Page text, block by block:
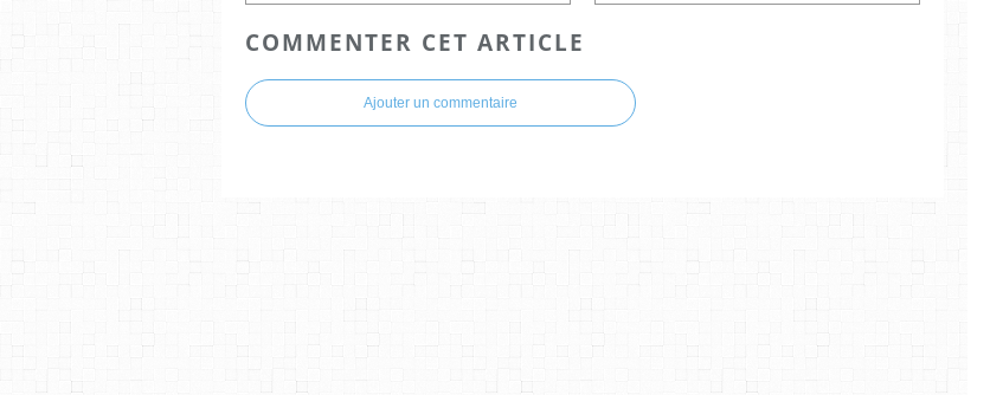
COMMENTER CET ARTICLE
Ajouter un commentaire